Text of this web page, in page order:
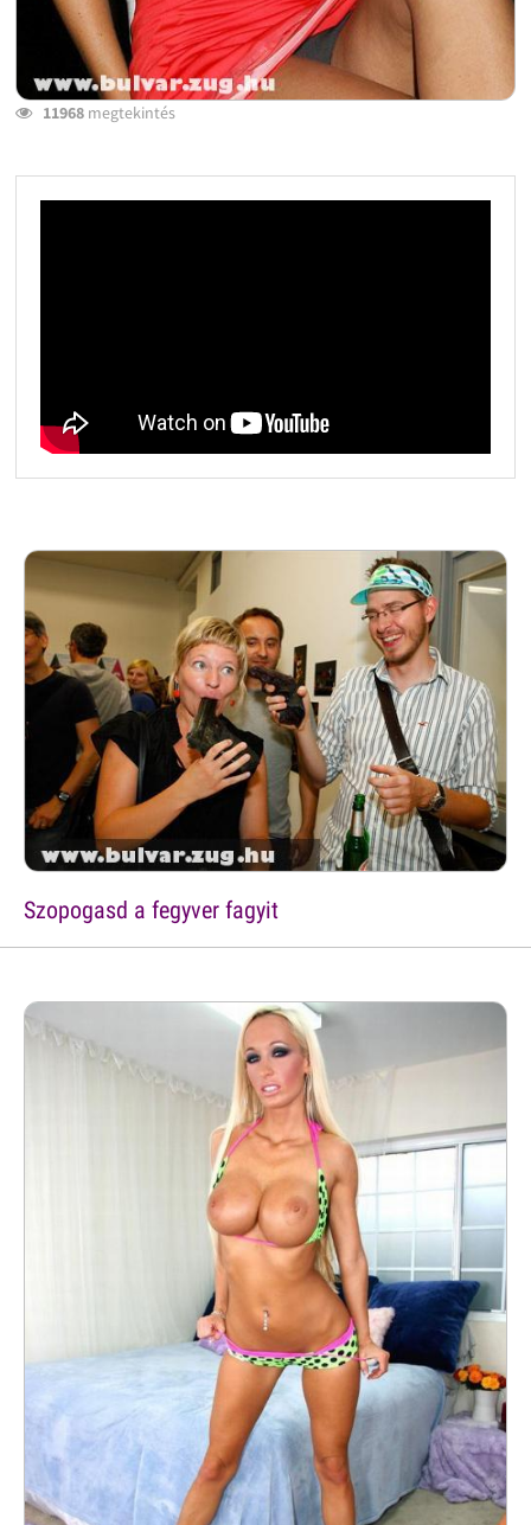
11968megtekintés
Szopogasd a fegyver fagyit